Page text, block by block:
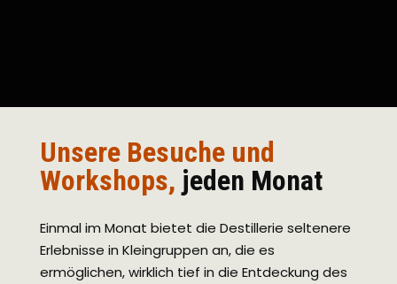
Unsere Besuche und
Workshops, jeden Monat
Einmal im Monat bietet die Destillerie seltenere
Erlebnisse in Kleingruppen an, die es
ermöglichen, wirklich tief in die Entdeckung des